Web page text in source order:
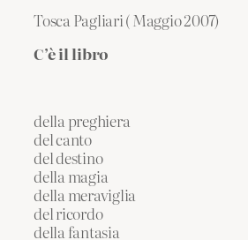
Tosca Pagliari ( Maggio 2007)
C’è il libro
della preghiera
del canto
del destino
della magia
della meraviglia
del ricordo
della fantasia